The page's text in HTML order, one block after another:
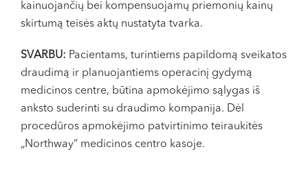
kainuojančių bei kompensuojamų priemonių kainų
skirtumą teisės aktų nustatyta tvarka.
SVARBU: Pacientams, turintiems papildomą sveikatos
draudimą ir planuojantiems operacinį gydymą
medicinos centre, būtina apmokėjimo sąlygas iš
anksto suderinti su draudimo kompanija. Dėl
procedūros apmokėjimo patvirtinimo teiraukitės
„Northway“ medicinos centro kasoje.